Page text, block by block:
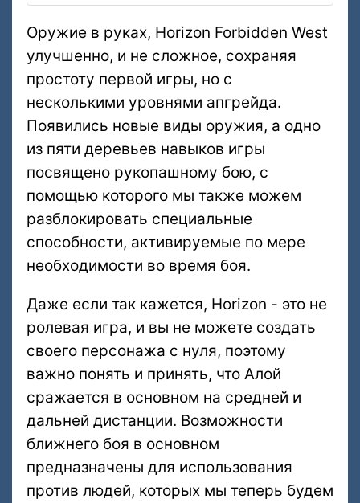
Оружие в руках, Horizon Forbidden West
улучшенно, и не сложное, сохраняя
простоту первой игры, но с
несколькими уровнями апгрейда.
Появились новые виды оружия, а одно
из пяти деревьев навыков игры
посвящено рукопашному бою, с
помощью которого мы также можем
разблокировать специальные
способности, активируемые по мере
необходимости во время боя.
Даже если так кажется, Horizon - это не
ролевая игра, и вы не можете создать
своего персонажа с нуля, поэтому
важно понять и принять, что Алой
сражается в основном на средней и
дальней дистанции. Возможности
ближнего боя в основном
предназначены для использования
против людей, которых мы теперь будем